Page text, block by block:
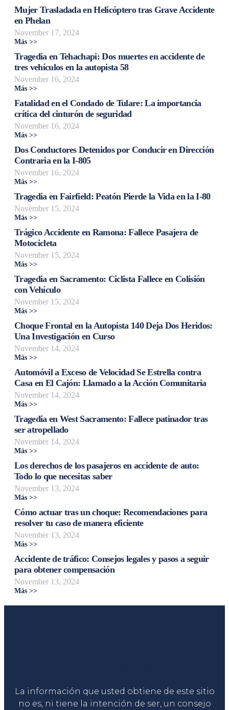
Mujer Trasladada en Helicóptero tras Grave Accidente
en Phelan
November 17, 2024
Más >>
Tragedia en Tehachapi: Dos muertes en accidente de
tres vehículos en la autopista 58
November 16, 2024
Más >>
Fatalidad en el Condado de Tulare: La importancia
crítica del cinturón de seguridad
November 16, 2024
Más >>
Dos Conductores Detenidos por Conducir en Dirección
Contraria en la I-805
November 16, 2024
Más >>
Tragedia en Fairfield: Peatón Pierde la Vida en la I-80
November 15, 2024
Más >>
Trágico Accidente en Ramona: Fallece Pasajera de
Motocicleta
November 15, 2024
Más >>
Tragedia en Sacramento: Ciclista Fallece en Colisión
con Vehículo
November 15, 2024
Más >>
Choque Frontal en la Autopista 140 Deja Dos Heridos:
Una Investigación en Curso
November 14, 2024
Más >>
Automóvil a Exceso de Velocidad Se Estrella contra
Casa en El Cajón: Llamado a la Acción Comunitaria
November 14, 2024
Más >>
Tragedia en West Sacramento: Fallece patinador tras
ser atropellado
November 14, 2024
Más >>
Los derechos de los pasajeros en accidente de auto:
Todo lo que necesitas saber
November 13, 2024
Más >>
Cómo actuar tras un choque: Recomendaciones para
resolver tu caso de manera eficiente
November 13, 2024
Más >>
Accidente de tráfico: Consejos legales y pasos a seguir
para obtener compensación
November 13, 2024
Más >>
La información que usted obtiene de este sitio
no es, ni tiene la intención de ser, un consejo